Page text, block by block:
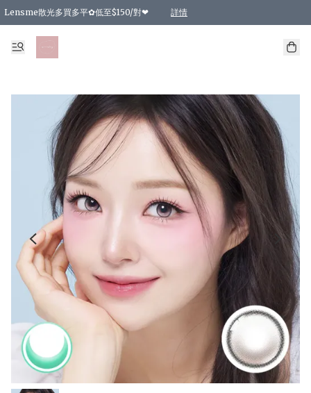
Lensme散光多買多平✿低至$150/對❤ 詳情
台灣Karacon⁩✧日拋 特價清貨❁⃘
日本韓國多款日/月拋現貨☼ 特價❤︎數量有限 售完即止
🇰🇷韓國多款月拋現貨 特價兩對$99✿數量有限 售完即止♫
精選商品，任選買2件或以上9 折；買4件或以上85 折；買6件或以上8 折
精選商品，任選買2件HKD 140.00；買4件HKD 260.00
精選商品，任選買2件HKD 190.00；買4件HKD 360.00
精選商品，任選買2件HKD 110.00；買4件HKD 180.00
精選商品，任選買2件HKD 170.00；買4件HKD 320.00
精選商品，任選買2件或以上減HKD 148.00
精選商品，任選買2件或以上減HKD 148.00
精選商品，任選買2件或以上95 折；買4件或以上9 折；買6件或以上85 折；買8件
精選商品，任選買12件或以上87 折
精選商品，任選買2件或以上減HKD 16.00；買4件或以上減HKD 32.00；買6
精選商品，任選買2件或以上95 折；買4件或以上9 折；買8件或以上85 折；買12
購物滿 HKD 800.00即享免運費優惠！（適用於 特定的送貨方式 )